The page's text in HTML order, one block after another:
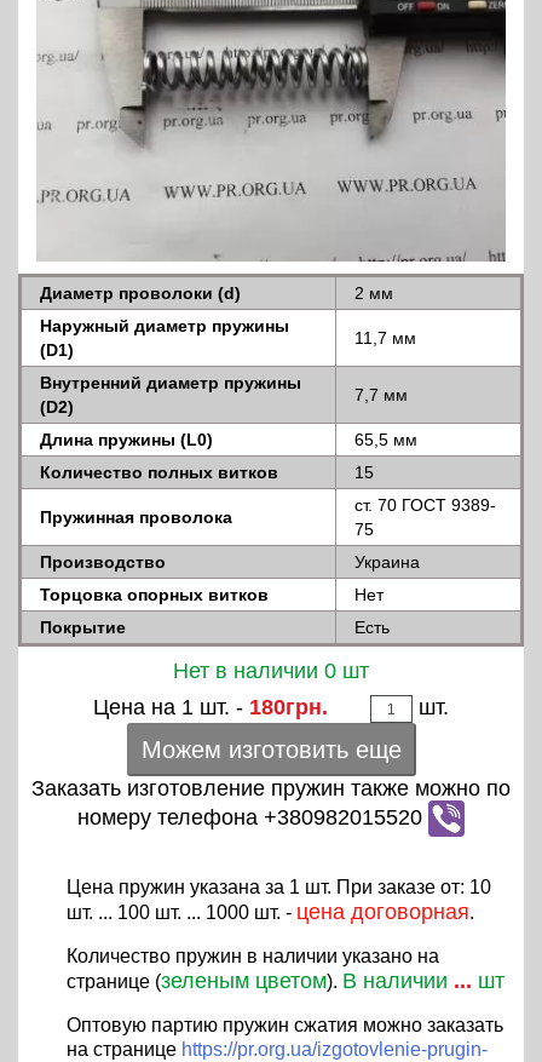
Диаметр проволоки (d)
2 мм
Наружный диаметр пружины
(D1)
11,7 мм
Внутренний диаметр пружины
(D2)
7,7 мм
Длина пружины (L0)
65,5 мм
Количество полных витков
15
Пружинная проволока
ст. 70 ГОСТ 9389-
75
Производство
Украина
Торцовка опорных витков
Нет
Покрытие
Есть
Нет в наличии 0 шт
Цена на 1 шт. - 180грн. шт.
Можем изготовить еще
Заказать изготовление пружин также можно по
номеру телефона +380982015520
Цена пружин указана за 1 шт. При заказе от: 10
шт. ... 100 шт. ... 1000 шт. - цена договорная.
Количество пружин в наличии указано на
странице (зеленым цветом). В наличии ... шт
Оптовую партию пружин сжатия можно заказать
на странице https://pr.org.ua/izgotovlenie-prugin-